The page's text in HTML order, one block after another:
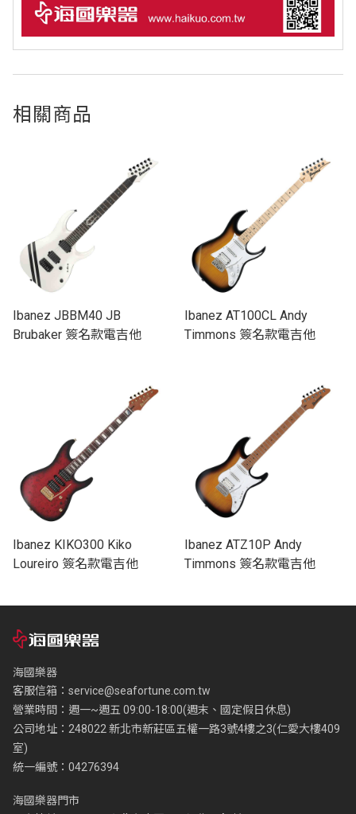
相關商品
Ibanez JBBM40 JB
Brubaker 簽名款電吉他
Ibanez AT100CL Andy
Timmons 簽名款電吉他
Ibanez KIKO300 Kiko
Loureiro 簽名款電吉他
Ibanez ATZ10P Andy
Timmons 簽名款電吉他
海國樂器
客服信箱： service@seafortune.com.tw
營業時間：週一~週五 09:00-18:00(週末、國定假日休息)
公司地址：248022 新北市新莊區五權一路3號4樓之3(仁愛大樓409
室)
統一編號：04276394
海國樂器門市